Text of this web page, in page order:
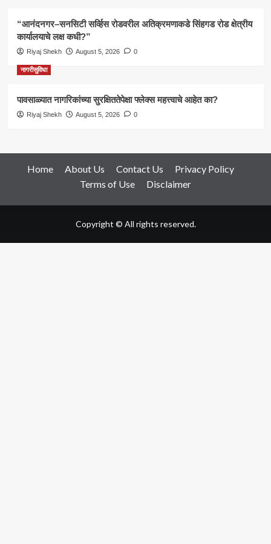
“आनंदनगर–सनसिटी सर्व्हिस रोडवरील अतिक्रमणाकडे सिंहगड रोड क्षेत्रीय
कार्यालयाचे लक्ष कधी?”
Riyaj Shekh August 5, 2026 0
नागरीसुविधा
पावसाळ्यात नागरिकांच्या सुरक्षिततेपेक्षा फ्लेक्स महत्त्वाचे आहेत का?
Riyaj Shekh August 5, 2026 0
Home About Us Contact Us
Privacy Policy
Terms of Use
Disclaimer